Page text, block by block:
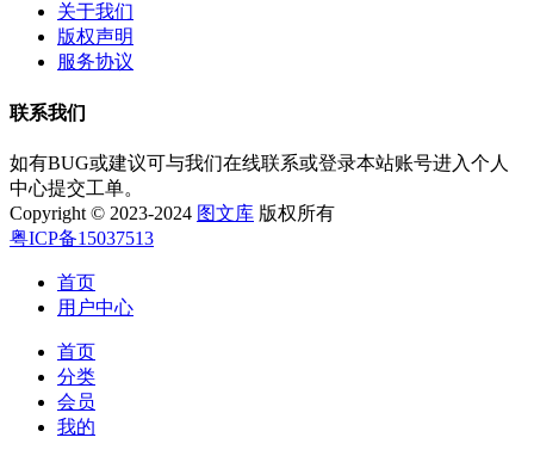
关于我们
版权声明
服务协议
联系我们
如有BUG或建议可与我们在线联系或登录本站账号进入个人
中心提交工单。
Copyright © 2023-2024 图文库 版权所有
粤ICP备15037513
首页
用户中心
首页
分类
会员
我的